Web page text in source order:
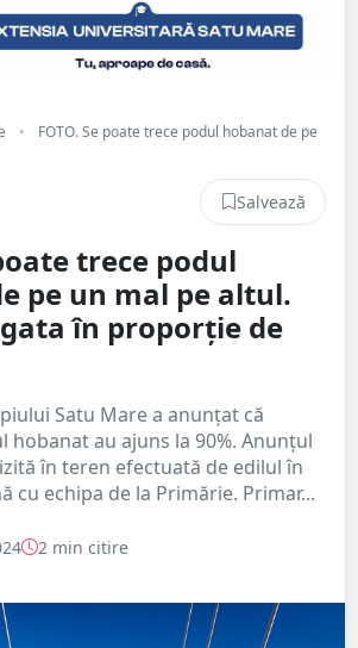
•
FOTO. Se poate trece podul hobanat de pe
Salvează
trece podul
pe un mal pe altul.
în proporție de
Satu Mare a anunțat că
hobanat au ajuns la 90%. Anunțul
în teren efectuată de edilul în
cu echipa de la Primărie. Primar...
2 min citire